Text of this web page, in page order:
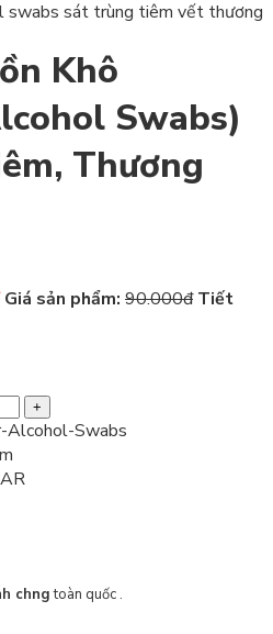
Khô
Swabs)
Thương
Giá sản phẩm: 90.000đ Tiết
Alcohol-Swabs
chngtoàn quốc .